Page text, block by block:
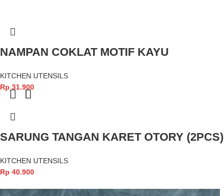
NAMPAN COKLAT MOTIF KAYU
KITCHEN UTENSILS
Rp 31.900
SARUNG TANGAN KARET OTORY (2PCS)
KITCHEN UTENSILS
Rp 40.900